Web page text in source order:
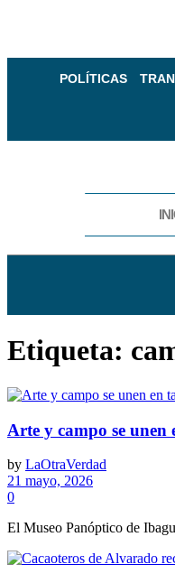
POLÍTICAS
Etiqueta:
Arte y campo se
by LaOtraVerdad
21 mayo, 2026
0
El Museo Panóptico de